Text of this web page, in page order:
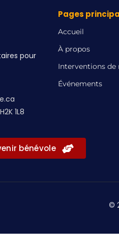
pour
1L8
Pages
Accueil
À propos
Interventions de
Événements
bénévole
©